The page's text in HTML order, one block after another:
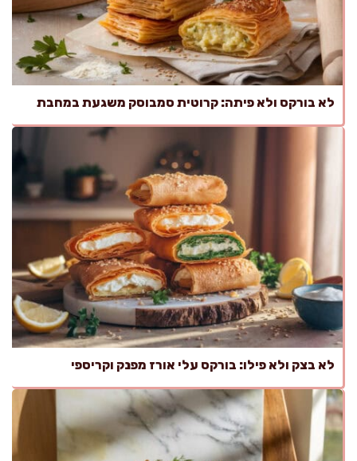
לא בורקס ולא פיתה: קרוטית סמבוסק משגעת במחבת
לא בצק ולא פילו: בורקס עלי אורז מפנק וקריספי